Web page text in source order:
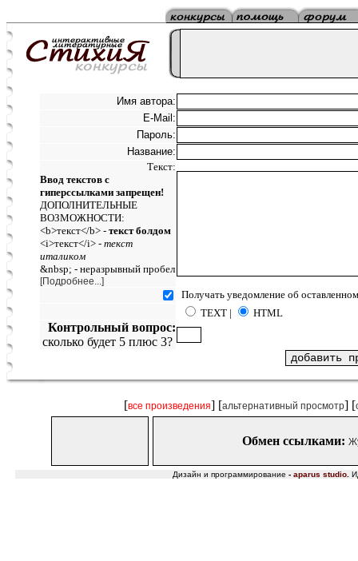
Имя автора:
E-Mail:
Пароль:
Название:
Текст:
Ввод текстов с
гиперссылками запрещен!
ДОПОЛНИТЕЛЬНЫЕ
ВОЗМОЖНОСТИ:
<b>текст</b> - текст болдом
<i>текст</i> - текст
италиком
&nbsp; - неразрывный пробел
[Подробнее...]
Получать уведомление об
TEXT |
HTML
Контрольный вопрос:
сколько будет 5 плюс 3?
[все произведения] [альтернативный просмотр] [
Обмен ссылками:
Дизайн и программирование - aparus studio.